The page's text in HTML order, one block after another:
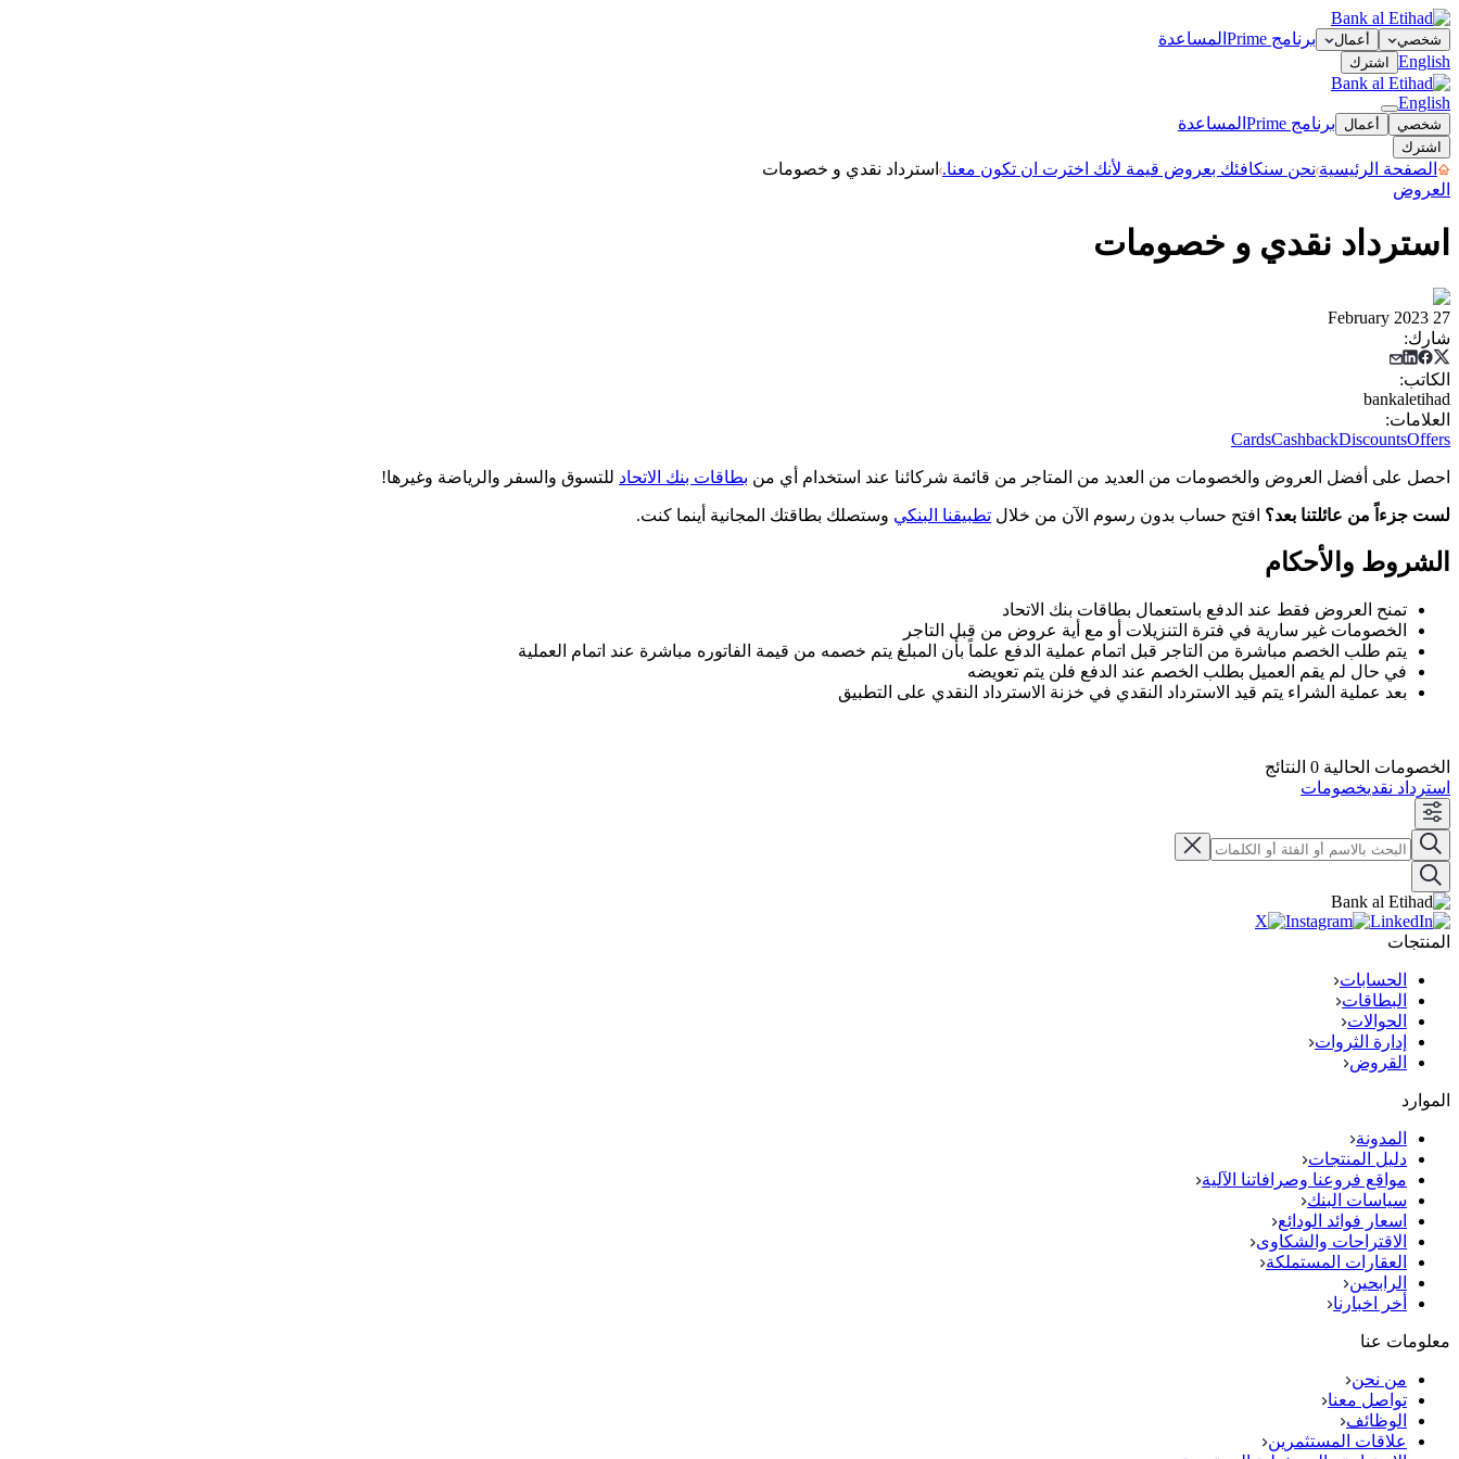
شخصي أعمال برنامج Prime
المساعدة
English
اشترك
English
شخصي أعمال برنامج Prime المساعدة
اشترك
الصفحة الرئيسية نحن سنكافئك بعروض قيمة لأنك اخترت ان تكون معنا. استرداد نقدي و خصومات
العروض
استرداد نقدي و خصومات
27 February 2023
شارك:
الكاتب:
bankaletihad
العلامات:
CardsCashbackDiscountsOffers
احصل على أفضل العروض والخصومات من العديد من المتاجر من قائمة شركائنا عند استخدام أي من بطاقات بنك الاتحاد للتسوق والسفر والرياضة وغيرها!
لست جزءاً من عائلتنا بعد؟ افتح حساب بدون رسوم الآن من خلال تطبيقنا البنكي وستصلك بطاقتك المجانية أينما كنت.
الشروط والأحكام
تمنح العروض فقط عند الدفع باستعمال بطاقات بنك الاتحاد
الخصومات غير سارية في فترة التنزيلات أو مع أية عروض من قبل التاجر
يتم طلب الخصم مباشرة من التاجر قبل اتمام عملية الدفع علماً بأن المبلغ يتم خصمه من قيمة الفاتوره مباشرة عند اتمام العملية
في حال لم يقم العميل بطلب الخصم عند الدفع فلن يتم تعويضه
بعد عملية الشراء يتم قيد الاسترداد النقدي في خزنة الاسترداد النقدي على التطبيق
الخصومات الحالية 0 النتائج
استرداد نقديخصومات
المنتجات
الحسابات
البطاقات
الحوالات
إدارة الثروات
القروض
الموارد
المدونة
دليل المنتجات
مواقع فروعنا وصرافاتنا الآلية
سياسات البنك
اسعار فوائد الودائع
الاقتراحات والشكاوى
العقارات المستملكة
الرابحين
أخر اخبارنا
معلومات عنا
من نحن
تواصل معنا
الوظائف
علاقات المستثمرين